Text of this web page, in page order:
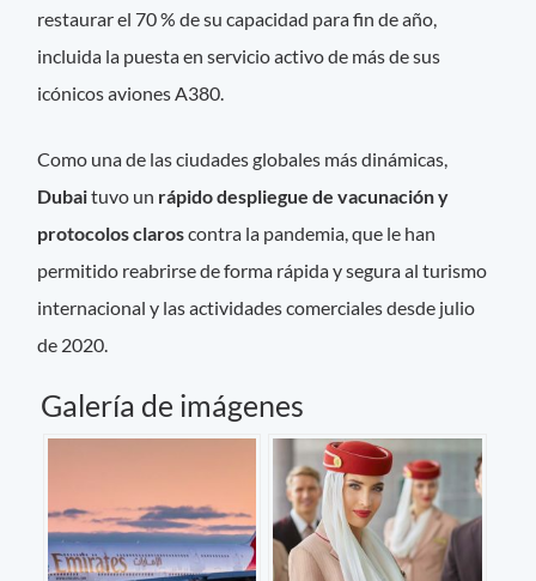
restaurar el 70 % de su capacidad para fin de año,
incluida la puesta en servicio activo de más de sus
icónicos aviones A380.
Como una de las ciudades globales más dinámicas,
Dubaituvo un rápido despliegue de vacunación y
protocolos claroscontra la pandemia, que le han
permitido reabrirse de forma rápida y segura al turismo
internacional y las actividades comerciales desde julio
de 2020.
Galería de imágenes